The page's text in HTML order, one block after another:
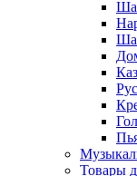
Товары